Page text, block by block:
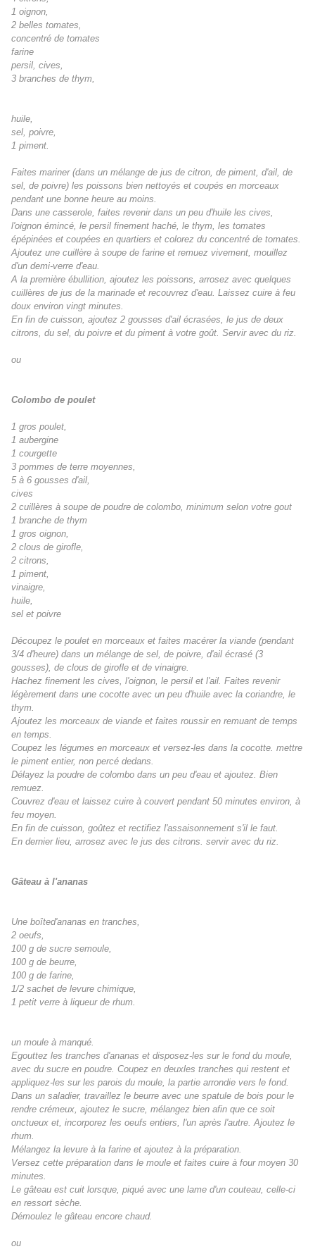
1 oignon,
2 belles tomates,
concentré de tomates
farine
persil, cives,
3 branches de thym,
huile,
sel, poivre,
1 piment.
Faites mariner (dans un mélange de jus de citron, de piment, d'ail, de
sel, de poivre) les poissons bien nettoyés et coupés en morceaux
pendant une bonne heure au moins.
Dans une casserole, faites revenir dans un peu d'huile les cives,
l'oignon émincé, le persil finement haché, le thym, les tomates
épépinées et coupées en quartiers et colorez du concentré de tomates.
Ajoutez une cuillère à soupe de farine et remuez vivement, mouillez
d'un demi-verre d'eau.
A la première ébullition, ajoutez les poissons, arrosez avec quelques
cuillères de jus de la marinade et recouvrez d'eau. Laissez cuire à feu
doux environ vingt minutes.
En fin de cuisson, ajoutez 2 gousses d'ail écrasées, le jus de deux
citrons, du sel, du poivre et du piment à votre goût. Servir avec du riz.
ou
Colombo de poulet
1 gros poulet,
1 aubergine
1 courgette
3 pommes de terre moyennes,
5 à 6 gousses d'ail,
cives
2 cuillères à soupe de poudre de colombo, minimum selon votre gout
1 branche de thym
1 gros oignon,
2 clous de girofle,
2 citrons,
1 piment,
vinaigre,
huile,
sel et poivre
Découpez le poulet en morceaux et faites macérer la viande (pendant
3/4 d'heure) dans un mélange de sel, de poivre, d'ail écrasé (3
gousses), de clous de girofle et de vinaigre.
Hachez finement les cives, l'oignon, le persil et l'ail. Faites revenir
légèrement dans une cocotte avec un peu d'huile avec la coriandre, le
thym.
Ajoutez les morceaux de viande et faites roussir en remuant de temps
en temps.
Coupez les légumes en morceaux et versez-les dans la cocotte. mettre
le piment entier, non percé dedans.
Délayez la poudre de colombo dans un peu d'eau et ajoutez. Bien
remuez.
Couvrez d'eau et laissez cuire à couvert pendant 50 minutes environ, à
feu moyen.
En fin de cuisson, goûtez et rectifiez l'assaisonnement s'il le faut.
En dernier lieu, arrosez avec le jus des citrons. servir avec du riz.
Gâteau à l'ananas
Une boîted'ananas en tranches,
2 oeufs,
100 g de sucre semoule,
100 g de beurre,
100 g de farine,
1/2 sachet de levure chimique,
1 petit verre à liqueur de rhum.
un moule à manqué.
Egouttez les tranches d'ananas et disposez-les sur le fond du moule,
avec du sucre en poudre. Coupez en deuxles tranches qui restent et
appliquez-les sur les parois du moule, la partie arrondie vers le fond.
Dans un saladier, travaillez le beurre avec une spatule de bois pour le
rendre crémeux, ajoutez le sucre, mélangez bien afin que ce soit
onctueux et, incorporez les oeufs entiers, l'un après l'autre. Ajoutez le
rhum.
Mélangez la levure à la farine et ajoutez à la préparation.
Versez cette préparation dans le moule et faites cuire à four moyen 30
minutes.
Le gâteau est cuit lorsque, piqué avec une lame d'un couteau, celle-ci
en ressort sèche.
Démoulez le gâteau encore chaud.
ou